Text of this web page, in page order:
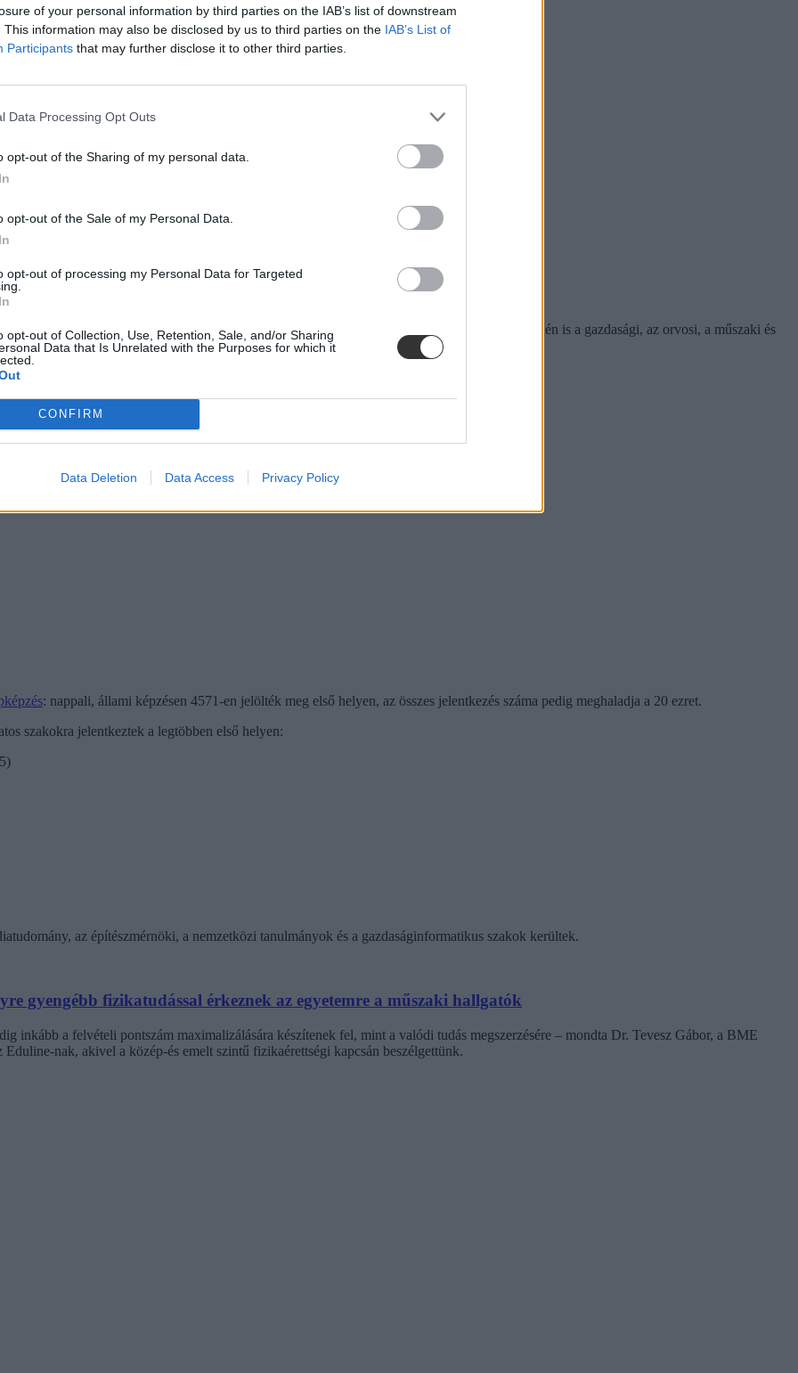
of your personal information by third parties on the IAB’s list of downstream
This information may also be disclosed by us to third parties on the IAB’s List of
Participants that may further disclose it to other third parties.
Data Processing Opt Outs
opt-out of the Sharing of my personal data.
opt-out of the Sale of my Personal Data.
opt-out of processing my Personal Data for Targeted
opt-out of Collection, Use, Retention, Sale, and/or Sharing
Data that Is Unrelated with the Purposes for which it
CONFIRM
Data Deletion Data Access Privacy Policy
an próbáltak bejutni valamelyik egyetemre vagy főiskolára. A jelentkezési adatok alapján idén is a gazdasági, az orvosi, a műszaki és
: nappali, állami képzésen 4571-en jelölték meg első helyen, az összes jelentkezés száma pedig meghaladja a 20 ezret.
szakokra jelentkeztek a legtöbben első helyen:
az építészmérnöki, a nemzetközi tanulmányok és a gazdaságinformatikus szakok kerültek.
gyengébb fizikatudással érkeznek az egyetemre a műszaki hallgatók
inkább a felvételi pontszám maximalizálására készítenek fel, mint a valódi tudás megszerzésére – mondta Dr. Tevesz Gábor, a BME
nak, akivel a közép-és emelt szintű fizikaérettségi kapcsán beszélgettünk.